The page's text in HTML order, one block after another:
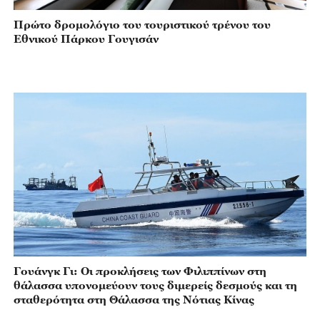
Πρώτο δρομολόγιο του τουριστικού τρένου του
Εθνικού Πάρκου Γουγισάν
Γουάνγκ Γι: Οι προκλήσεις των Φιλιππίνων στη
θάλασσα υπονομεύουν τους διμερείς δεσμούς και τη
σταθερότητα στη Θάλασσα της Νότιας Κίνας